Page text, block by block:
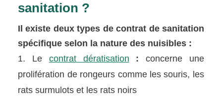
sanitation ?
Il existe deux types de contrat de sanitation
spécifique selon la nature des nuisibles :
Le contrat dératisation : concerne une
prolifération de rongeurs comme les souris, les
rats surmulots et les rats noirs